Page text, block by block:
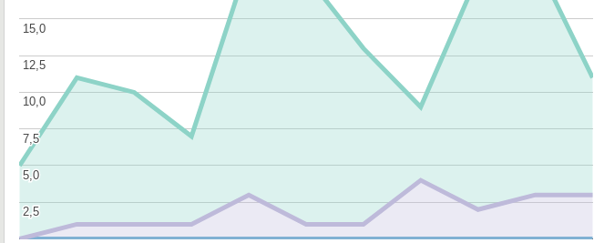
2,5
2,5
5,0
5,0
7,5
7,5
10,0
10,0
12,5
12,5
15,0
15,0